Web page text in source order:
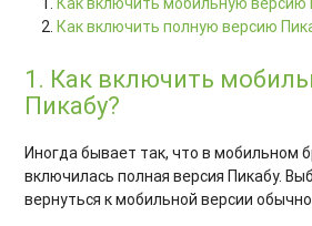
Как включить полную версию
1. Как включить
Пикабу?
Иногда бывает так, что в мобильном
включилась полная версия Пикабу.
вернуться к мобильной версии